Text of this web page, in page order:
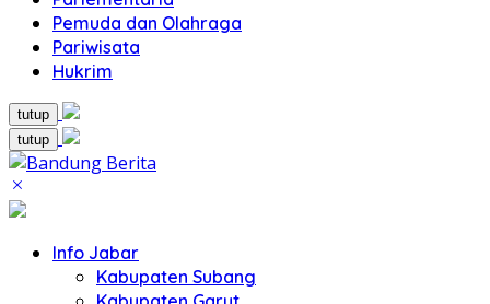
Pemuda dan Olahraga
Pariwisata
Hukrim
tutup
tutup
Info Jabar
Kabupaten Subang